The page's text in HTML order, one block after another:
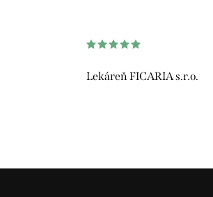
Lekáreň FICARIA s.r.o.